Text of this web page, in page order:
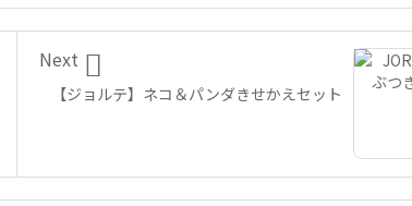
【ジョルテ】ネコ＆パンダきせかえセット

Next